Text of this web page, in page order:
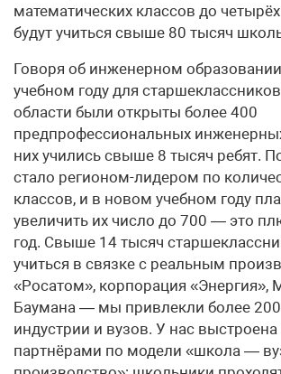
математических классов до
будут учиться свыше 80 тысяч
Говоря об инженерном
учебном году для
области были открыты более 400
предпрофессиональных
них учились свыше 8 тысяч ребят.
стало регионом-лидером по
классов, и в новом учебном году
увеличить их число до 700 — это
год. Свыше 14 тысяч
учиться в связке с реальным
«Росатом», корпорация «Энергия»,
Баумана — мы привлекли более 200
индустрии и вузов. У нас выстроена
партнёрами по модели «школа —